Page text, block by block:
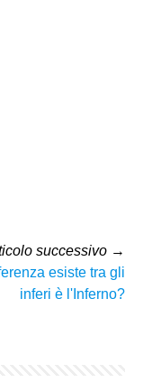
successivo →
esiste tra gli
inferi è l'Inferno?